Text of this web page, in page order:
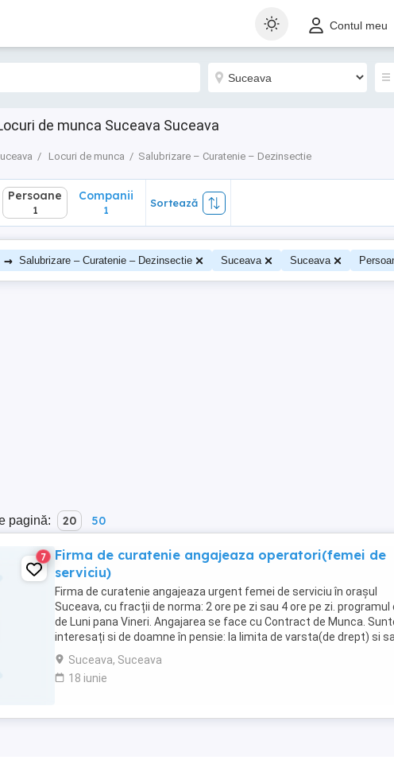
Contul meu
de munca Suceava Suceava
Locuri de munca Salubrizare – Curatenie – Dezinsectie
Persoane
1
Companii
1
Sortează
→ Salubrizare – Curatenie – Dezinsectie Suceava Suceava
pagină: 20 50
7
Firma de curatenie angajeaza operatori(femei de
serviciu)
Firma de curatenie angajeaza urgent femei de serviciu în orașul
Suceava, cu fracții de norma: 2 ore pe zi sau 4 ore pe zi. programul
de Luni pana Vineri. Angajarea se face cu Contract de Munca.
interesați si de doamne în pensie: la limita de varsta(de drept) si
pensie gradul III de ...
Suceava, Suceava
18 iunie